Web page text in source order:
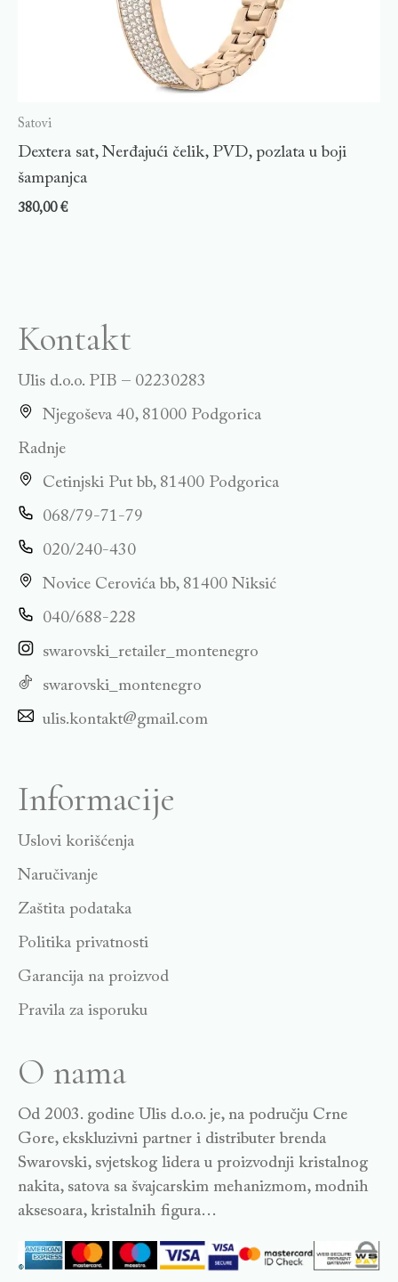
Satovi
Dextera sat, Nerđajući čelik, PVD, pozlata u boji
šampanjca
380,00€
Kontakt
Ulis d.o.o. PIB – 02230283
Njegoševa 40, 81000 Podgorica
Radnje
Cetinjski Put bb, 81400 Podgorica
068/79-71-79
020/240-430
Novice Cerovića bb, 81400 Niksić
040/688-228
swarovski_retailer_montenegro
swarovski_montenegro
ulis.kontakt@gmail.com
Informacije
Uslovi korišćenja
Naručivanje
Zaštita podataka
Politika privatnosti
Garancija na proizvod
Pravila za isporuku
O nama
Od 2003. godine Ulis d.o.o. je, na području Crne
Gore, ekskluzivni partner i distributer brenda
Swarovski, svjetskog lidera u proizvodnji kristalnog
nakita, satova sa švajcarskim mehanizmom, modnih
aksesoara, kristalnih figura…